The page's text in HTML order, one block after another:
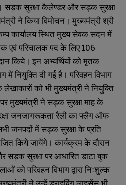
सड़क सुरक्षा कैलेण्डर और सड़क सुरक्षा
ने किया विमोचन। मुख्यमंत्री श्री
कार्यालय स्थित मुख्य सेवक सदन में
एवं परिचालक पद के लिए 106
किये। इन अभ्यर्थियों को मृतक
नियुक्ति दी गई है। परिवहन विभाग
को भी मुख्यमंत्री ने नियुक्ति
मुख्यमंत्री ने सड़क सुरक्षा माह के
जनजागरूकता रैली का फ्लैग ऑफ
जनपदों में सड़क सुरक्षा के प्रति
किये जायेंगे। कार्यक्रम के दौरान
सड़क सुरक्षा पर आधारित डाटा बुक
को परिवहन विभाग द्वारा निःशुल्क